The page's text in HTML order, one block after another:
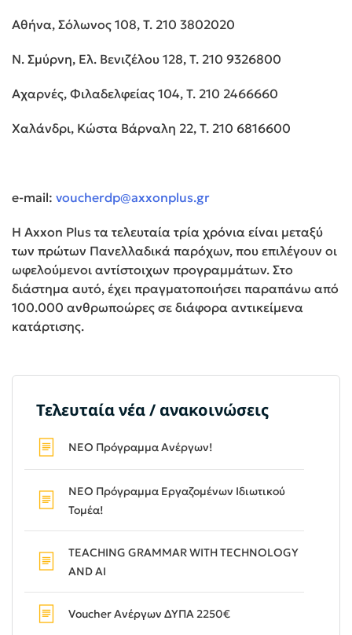
Αθήνα, Σόλωνος 108, T. 210 3802020
Ν. Σμύρνη, Eλ. Βενιζέλου 128, T. 210 9326800
Αχαρνές, Φιλαδελφείας 104, T. 210 2466660
Χαλάνδρι, Κώστα Βάρναλη 22, T. 210 6816600
e-mail: voucherdp@axxonplus.gr
Η Axxon Plus τα τελευταία τρία χρόνια είναι μεταξύ
των πρώτων Πανελλαδικά παρόχων, που επιλέγουν οι
ωφελούμενοι αντίστοιχων προγραμμάτων. Στο
διάστημα αυτό, έχει πραγματοποιήσει παραπάνω από
100.000 ανθρωποώρες σε διάφορα αντικείμενα
κατάρτισης.
Τελευταία νέα / ανακοινώσεις
ΝΕΟ Πρόγραμμα Ανέργων!
ΝΕΟ Πρόγραμμα Εργαζομένων Ιδιωτικού
Τομέα!
TEACHING GRAMMAR WITH TECHNOLOGY
AND AI
Voucher Ανέργων ΔΥΠΑ 2250€